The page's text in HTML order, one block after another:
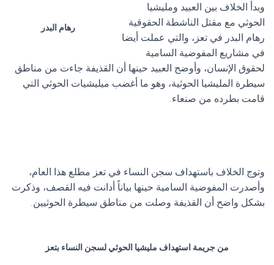
رهام البدر
وبدأ الخلاف بين العبيد ومليشيا
الحوثي مع مقتل الناشطة الحقوقية
رهام البدر في تعز، والتي عملت أيضا
في مشاريع المفوضية السامية
لحقوق الإنسان، وأوضح العبيد حينها أن القذيفة جاءت من مناطق
سيطرة المليشيا الحوثية، وهو ما أغضب ميليشيات الحوثي التي
قامت بطرده من صنعاء.
وتوج الخلاف باستهداف سجن النساء في تعز مطلع هذا العام،
وأصدرت المفوضية السامية حينها بياناً أدانت فيه القصف، وذكرت
بشكل واضح أن القذيفة وصلت من مناطق سيطرة الحوثيين.
من جريمة استهداف مليشيا الحوثي لسجن النساء بتعز